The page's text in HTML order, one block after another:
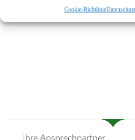
Cookie-RichtlinieDatenschutz